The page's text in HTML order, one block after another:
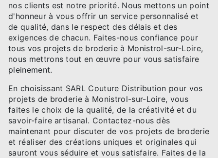
nos clients est notre priorité. Nous mettons un point
d'honneur à vous offrir un service personnalisé et
de qualité, dans le respect des délais et des
exigences de chacun. Faites-nous confiance pour
tous vos projets de broderie à Monistrol-sur-Loire,
nous mettrons tout en œuvre pour vous satisfaire
pleinement.
En choisissant SARL Couture Distribution pour vos
projets de broderie à Monistrol-sur-Loire, vous
faites le choix de la qualité, de la créativité et du
savoir-faire artisanal. Contactez-nous dès
maintenant pour discuter de vos projets de broderie
et réaliser des créations uniques et originales qui
sauront vous séduire et vous satisfaire. Faites de la